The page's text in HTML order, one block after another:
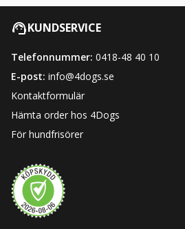
KUNDSERVICE
Telefonnummer: 0418-48 40 10
E-post: info@4dogs.se
Kontaktformulär
Hämta order hos 4Dogs
För hundfrisörer